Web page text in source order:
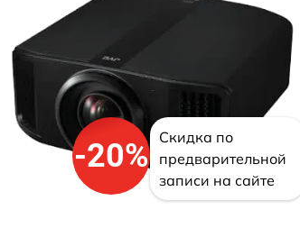
-20%
Скидка по
предварительной
записи на сайте